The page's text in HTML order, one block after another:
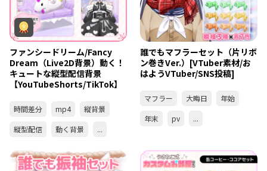
ファンシードリーム/Fancy
Dream（Live2D背景）動く！
キュートな縦型配信背景
【YouTubeShorts/TikTok】
時間差分 mp4
縦背景
縦型配信
動く背景 ...
誰でもマフラーセット（片リボ
ン巻きVer.）[VTuber素材/お
はようVTuber/SNS投稿]
マフラー 大晦日
年始
年末
pv ...